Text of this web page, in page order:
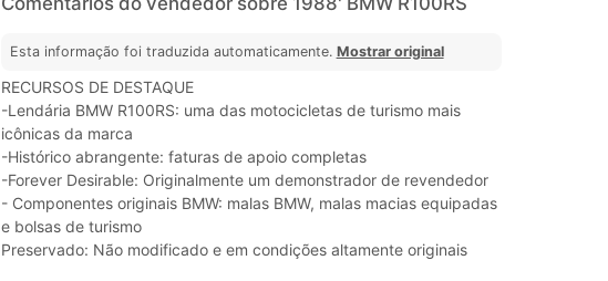
Esta informação foi traduzida automaticamente. Mostrar original
RECURSOS DE DESTAQUE
-Lendária BMW R100RS: uma das motocicletas de turismo mais
icônicas da marca
-Histórico abrangente: faturas de apoio completas
-Forever Desirable: Originalmente um demonstrador de revendedor
- Componentes originais BMW: malas BMW, malas macias equipadas
e bolsas de turismo
Preservado: Não modificado e em condições altamente originais